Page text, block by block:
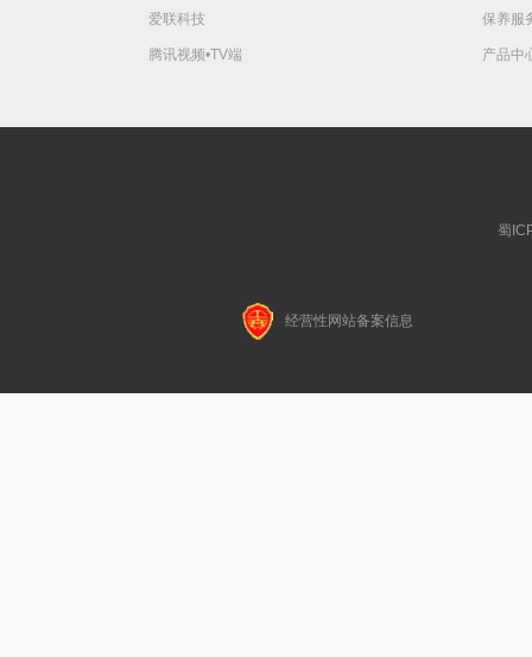
爱联科技
腾讯视频•TV端
保养服
产品中
蜀
经营性网站备案信息